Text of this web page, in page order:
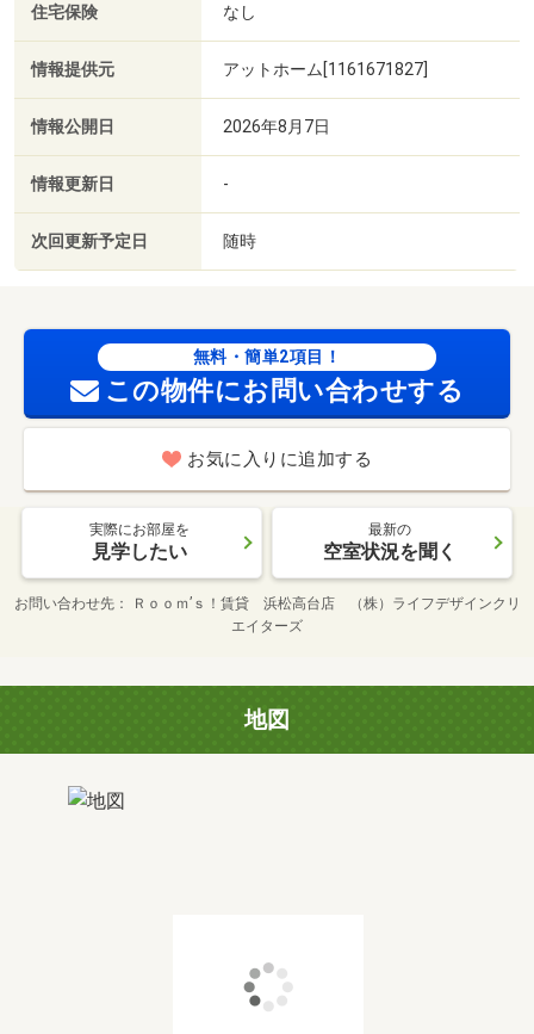
住宅保険 なし
情報提供元 アットホーム[1161671827]
情報公開日 2026年8月7日
情報更新日 -
次回更新予定日 随時
無料・簡単2項目！
この物件にお問い合わせする
お気に入りに追加する
実際にお部屋を
見学したい
最新の
空室状況を聞く
お問い合わせ先
Ｒｏｏｍ’ｓ！賃貸 浜松高台店 （株）ライフデザインクリ
エイターズ
地図